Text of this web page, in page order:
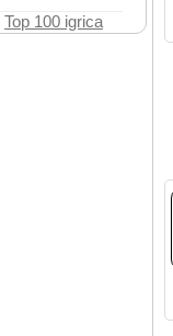
Top 100 igrica